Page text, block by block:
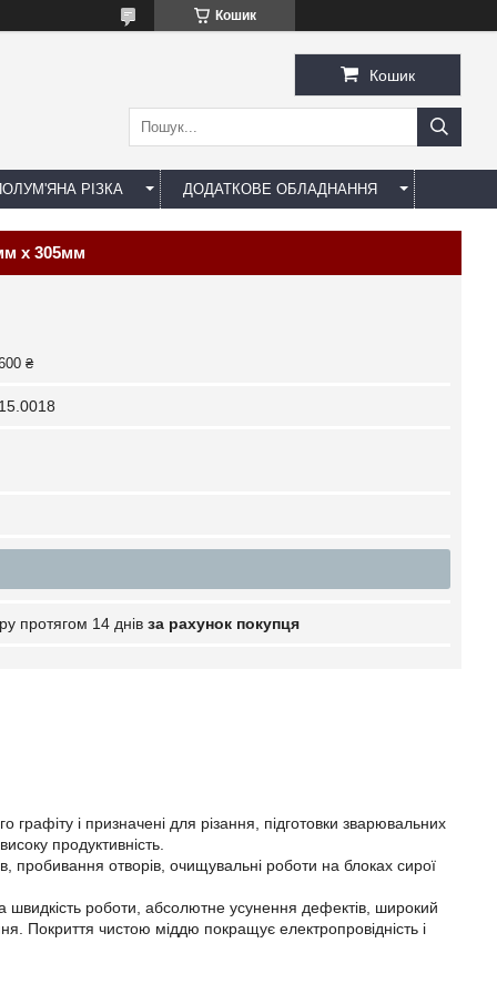
Кошик
Кошик
РІЗКА ДОДАТКОВЕ ОБЛАДНАННЯ
х 305мм
₴
протягом 14 днів за рахунок покупця
графіту і призначені для різання, підготовки зварювальних
продуктивність.
пробивання отворів, очищувальні роботи на блоках сирої
швидкість роботи, абсолютне усунення дефектів, широкий
Покриття чистою міддю покращує електропровідність і